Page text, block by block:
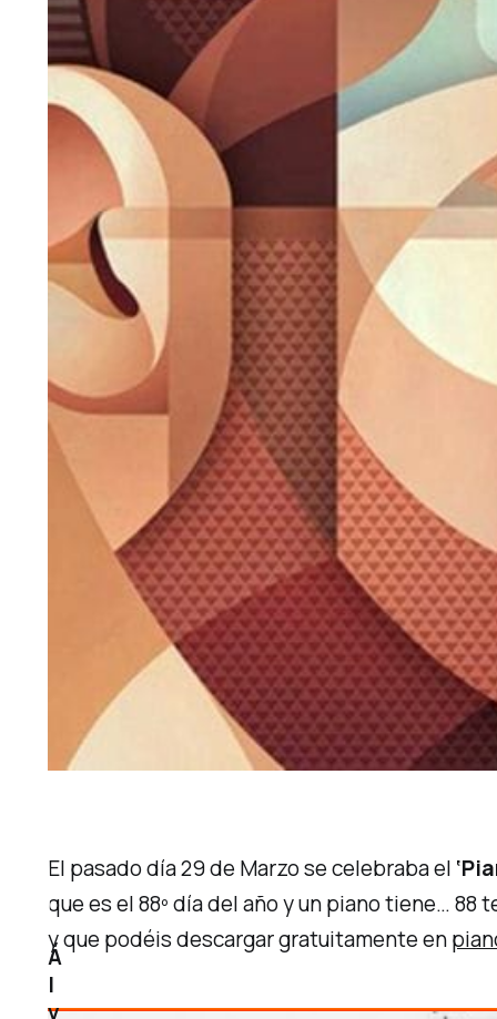
El pasado día 29 de Marzo se celebraba el
que es el 88º día del año y un piano tiene… 88
y que podéis descargar gratuitamente en
Á
l
v